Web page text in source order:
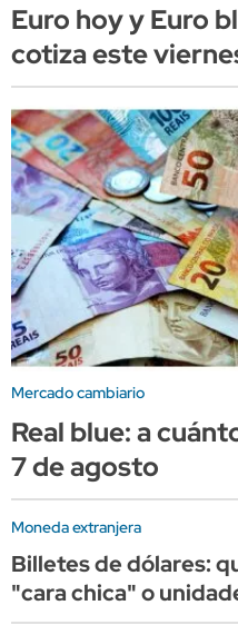
Euro hoy y Euro
cotiza este
Mercado cambiario
Real blue: a
7 de agosto
Moneda extranjera
Billetes de dólares:
"cara chica" o